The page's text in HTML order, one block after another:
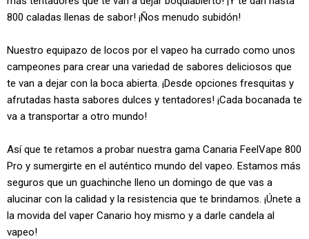
800 caladas llenas de sabor! ¡Ños menudo subidón!
Nuestro equipazo de locos por el vapeo ha currado como unos
campeones para crear una variedad de sabores deliciosos que
te van a dejar con la boca abierta. ¡Desde opciones fresquitas y
afrutadas hasta sabores dulces y tentadores! ¡Cada bocanada te
va a transportar a otro mundo!
Así que te retamos a probar nuestra gama Canaria FeelVape 800
Pro y sumergirte en el auténtico mundo del vapeo. Estamos más
seguros que un guachinche lleno un domingo de que vas a
alucinar con la calidad y la resistencia que te brindamos. ¡Únete a
la movida del vaper Canario hoy mismo y a darle candela al
vapeo!